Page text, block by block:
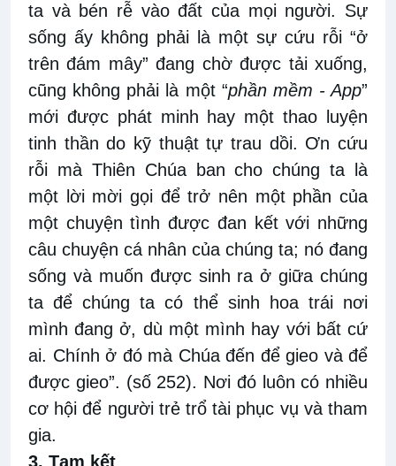
ta và bén rễ vào đất của mọi người. Sự
sống ấy không phải là một sự cứu rỗi “ở
trên đám mây” đang chờ được tải xuống,
cũng không phải là một “phần mềm - App”
mới được phát minh hay một thao luyện
tinh thần do kỹ thuật tự trau dồi. Ơn cứu
rỗi mà Thiên Chúa ban cho chúng ta là
một lời mời gọi để trở nên một phần của
một chuyện tình được đan kết với những
câu chuyện cá nhân của chúng ta; nó đang
sống và muốn được sinh ra ở giữa chúng
ta để chúng ta có thể sinh hoa trái nơi
mình đang ở, dù một mình hay với bất cứ
ai. Chính ở đó mà Chúa đến để gieo và để
được gieo”. (số 252). Nơi đó luôn có nhiều
cơ hội để người trẻ trổ tài phục vụ và tham
gia.
3. Tạm kết